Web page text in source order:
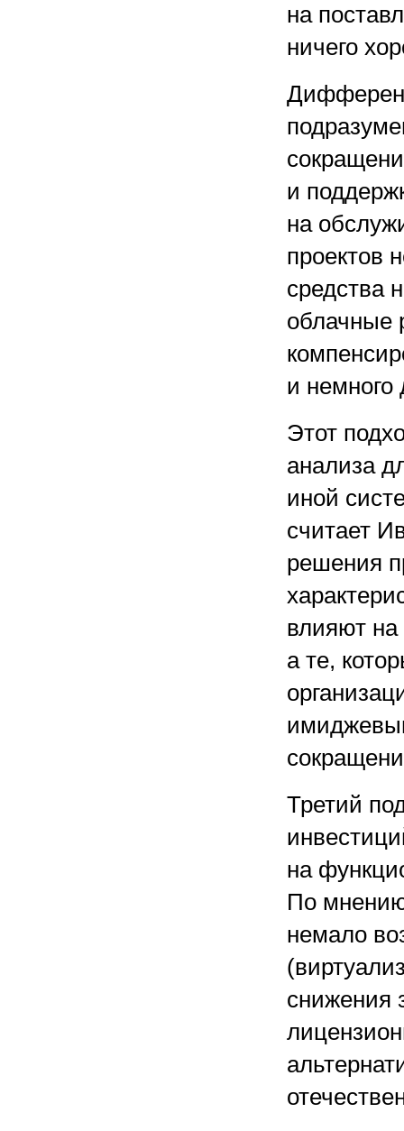
на
ничего
и
на
проектов
средства
облачные
и немного
Этот
анализа
иной
считает
решения
влияют на
а те,
Третий
на
По
немало
снижения